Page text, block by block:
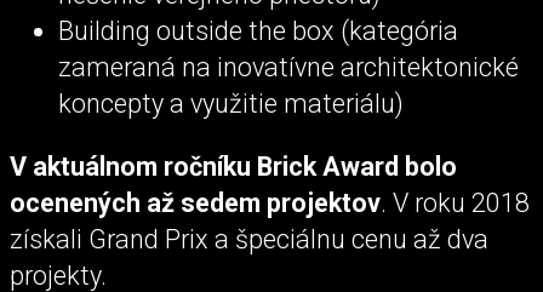
Building outside the box (kategória
zameraná na inovatívne architektonické
koncepty a využitie materiálu)
V aktuálnom ročníku Brick Award bolo
ocenených až sedem projektov. V roku 2018
získali Grand Prix a špeciálnu cenu až dva
projekty.